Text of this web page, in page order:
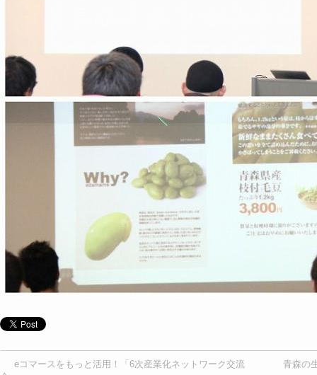
eコマースをもっと活用！「6次産業化ネットワーク交流
青森の